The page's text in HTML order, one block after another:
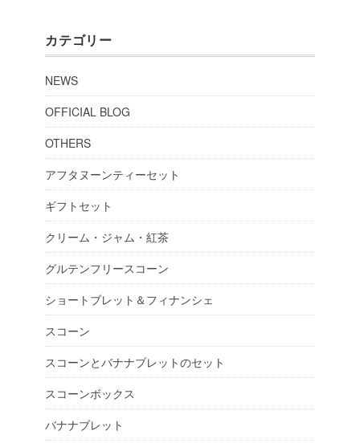
カテゴリー
NEWS
OFFICIAL BLOG
OTHERS
アフタヌーンティーセット
ギフトセット
クリーム・ジャム・紅茶
グルテンフリースコーン
ショートブレット＆フィナンシェ
スコーン
スコーンとバナナブレットのセット
スコーンボックス
バナナブレット